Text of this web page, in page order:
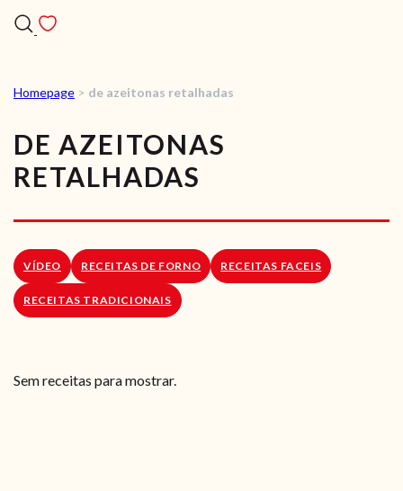
RECEITAS
VÍDEOS
RECEITAS VEGGIE
LOJA ONLINE
Homepage > de azeitonas retalhadas
DE AZEITONAS
RETALHADAS
VÍDEO RECEITAS DE FORNO RECEITAS FACEIS
RECEITAS TRADICIONAIS
Sem receitas para mostrar.